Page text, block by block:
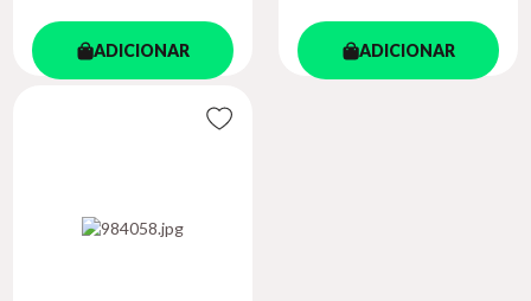
ADICIONAR ADICIONAR